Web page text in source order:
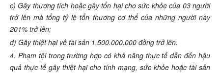
c) Gây thương tích hoặc gây tổn hại cho sức khỏe của 03 người
trở lên mà tổng tỷ lệ tổn thương cơ thể của những người này
201% trở lên;
d) Gây thiệt hại về tài sản 1.500.000.000 đồng trở lên.
4. Phạm tội trong trường hợp có khả năng thực tế dẫn đến hậu
quả thực tế gây thiệt hại cho tính mạng, sức khỏe hoặc tài sản